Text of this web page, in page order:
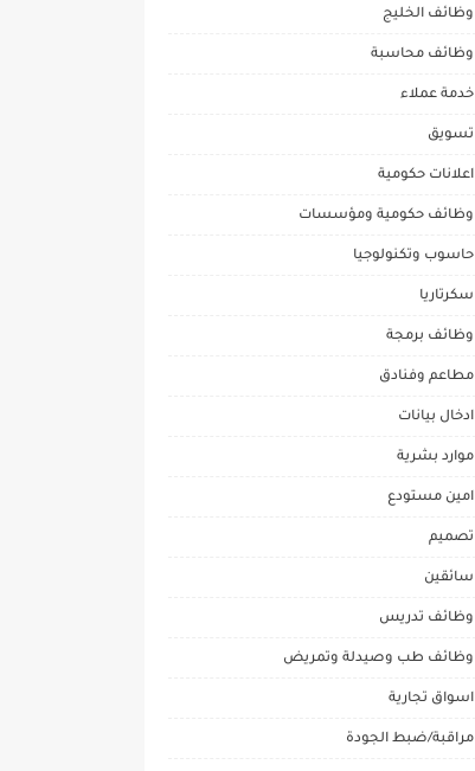
وظائف الخليج
وظائف محاسبة
خدمة عملاء
تسويق
اعلانات حكومية
وظائف حكومية ومؤسسات
حاسوب وتكنولوجيا
سكرتاريا
وظائف برمجة
مطاعم وفنادق
ادخال بيانات
موارد بشرية
امين مستودع
تصميم
سائقين
وظائف تدريس
وظائف طب وصيدلة وتمريض
اسواق تجارية
مراقبة/ضبط الجودة